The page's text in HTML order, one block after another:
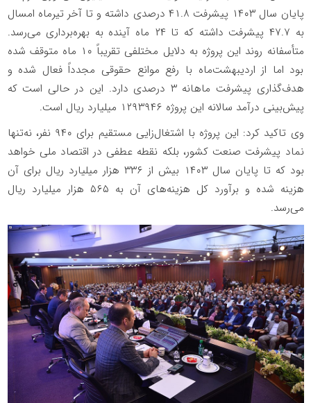
پایان سال ۱۴۰۳ پیشرفت ۴۱.۸ درصدی داشته و تا آخر تیرماه امسال
به ۴۷.۷ پیشرفت داشته که تا ۲۴ ماه آینده به بهره‌برداری می‌رسد
.
متأسفانه روند این پروژه به دلایل مختلفی تقریباً ۱۰ ماه متوقف شده
بود اما از اردیبهشت‌ماه با رفع موانع حقوقی مجدداً فعال شده و
هدف‌گذاری پیشرفت ماهانه ۳ درصدی دارد. این در حالی است که
پیش‌بینی درآمد سالانه این پروژه ۱۲۹۳۹۴۶ میلیارد ریال است
.
وی تاکید کرد: این پروژه با اشتغال‌زایی مستقیم برای ۹۴۰ نفر، نه‌تنها
نماد پیشرفت صنعت کشور، بلکه نقطه‌ عطفی در اقتصاد ملی خواهد
بود که تا پایان سال ۱۴۰۳ بیش از ۳۳۶ هزار میلیارد ریال برای آن
هزینه شده و برآورد کل هزینه‌های آن به ۵۶۵ هزار میلیارد ریال
می‌رسد.